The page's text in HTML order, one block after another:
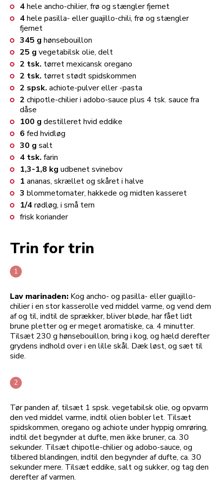
4hele ancho-chilier, frø og stængler fjernet
4hele pasilla- eller guajillo-chili, frø og stængler
fjernet
345 g hønsebouillon
25 g vegetabilsk olie, delt
2 tsk. tørret mexicansk oregano
2 tsk. tørret stødt spidskommen
2 spsk. achiote-pulver eller -pasta
2 chipotle-chilier i adobo-sauce plus 4 tsk. sauce fra
dåse
100 g destilleret hvid eddike
6 fed hvidløg
30 g salt
4 tsk. farin
1,3-1,8 kg udbenet svinebov
1 ananas, skrællet og skåret i halve
3 blommetomater, hakkede og midten kasseret
1/4rødløg, i små tern
frisk koriander
Trin for trin
Lav marinaden: Kog ancho- og pasilla- eller guajillo-
chilier i en stor kasserolle ved middel varme, og vend dem
af og til, indtil de sprækker, bliver bløde, har fået lidt
brune pletter og er meget aromatiske, ca. 4 minutter.
Tilsæt 230 g hønsebouillon, bring i kog, og hæld derefter
grydens indhold over i en lille skål. Dæk løst, og sæt til
side.
Tør panden af, tilsæt 1 spsk. vegetabilsk olie, og opvarm
den ved middel varme, indtil olien bobler let. Tilsæt
spidskommen, oregano og achiote under hyppig omrøring,
indtil det begynder at dufte, men ikke bruner, ca. 30
sekunder. Tilsæt chipotle-chilier og adobo-sauce, og
tilbered blandingen, indtil den begynder af dufte, ca. 30
sekunder mere. Tilsæt eddike, salt og sukker, og tag den
derefter af varmen.